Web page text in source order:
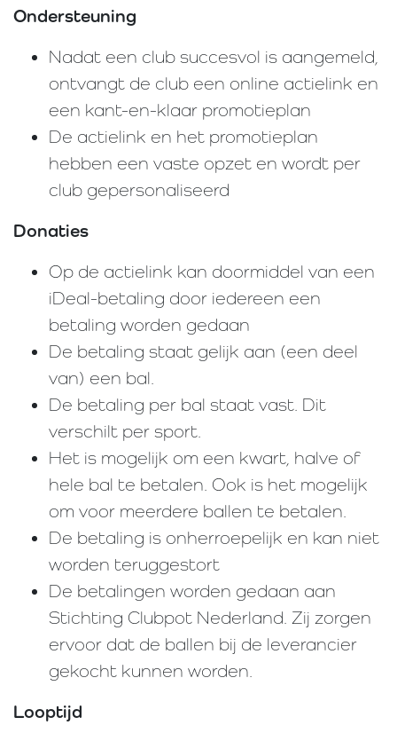
Ondersteuning
Nadat een club succesvol is aangemeld,
ontvangt de club een online actielink en
een kant-en-klaar promotieplan
De actielink en het promotieplan
hebben een vaste opzet en wordt per
club gepersonaliseerd
Donaties
Op de actielink kan doormiddel van een
iDeal-betaling door iedereen een
betaling worden gedaan
De betaling staat gelijk aan (een deel
van) een bal.
De betaling per bal staat vast. Dit
verschilt per sport.
Het is mogelijk om een kwart, halve of
hele bal te betalen. Ook is het mogelijk
om voor meerdere ballen te betalen.
De betaling is onherroepelijk en kan niet
worden teruggestort
De betalingen worden gedaan aan
Stichting Clubpot Nederland. Zij zorgen
ervoor dat de ballen bij de leverancier
gekocht kunnen worden.
Looptijd